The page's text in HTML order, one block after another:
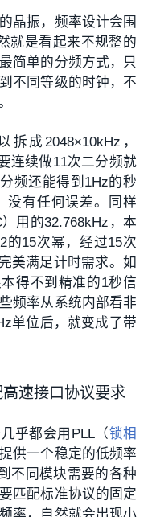
晶振，频率设计会围
就是看起来不规整的
简单的分频方式，只
不同等级的时钟，不
成2048×10kHz，
连续做11次二分频就
频还能得到1Hz的秒
没有任何误差。同样
）用的32.768kHz，本
的15次幂，经过15次
美满足计时需求。如
得不到精准的1秒信
频率从系统内部看非
单位后，就变成了带
速接口协议要求
乎都会用PLL（锁相
供一个稳定的低频率
不同模块需要的各种
匹配标准协议的固定